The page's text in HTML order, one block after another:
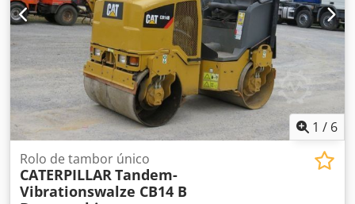
1 / 6
Rolo de tambor único
CATERPILLARTandem-
Vibrationswalze CB14 B